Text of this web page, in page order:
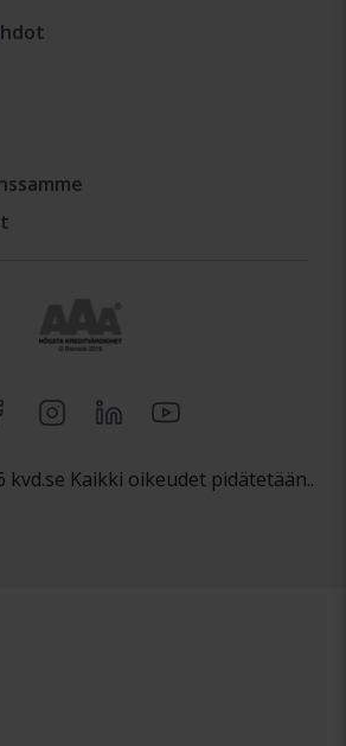
Kaikki oikeudet pidätetään..